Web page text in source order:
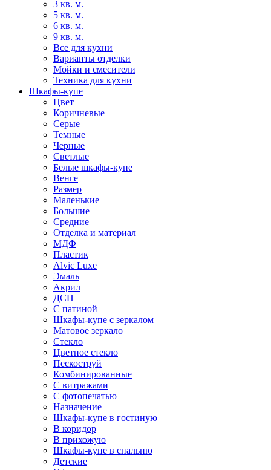
3 кв. м.
5 кв. м.
6 кв. м.
9 кв. м.
Все для кухни
Варианты отделки
Мойки и смесители
Техника для кухни
Шкафы-купе
Цвет
Коричневые
Серые
Темные
Черные
Светлые
Белые шкафы-купе
Венге
Размер
Маленькие
Большие
Средние
Отделка и материал
МДФ
Пластик
Alvic Luxe
Эмаль
Акрил
ДСП
С патиной
Шкафы-купе с зеркалом
Матовое зеркало
Стекло
Цветное стекло
Пескоструй
Комбинированные
С витражами
С фотопечатью
Назначение
Шкафы-купе в гостиную
В коридор
В прихожую
Шкафы-купе в спальню
Детские